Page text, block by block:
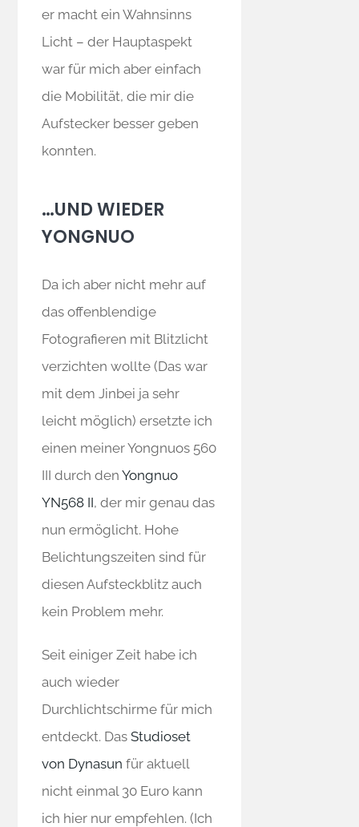
er macht ein Wahnsinns
Licht – der Hauptaspekt
war für mich aber einfach
die Mobilität, die mir die
Aufstecker besser geben
konnten.
…UND WIEDER
YONGNUO
Da ich aber nicht mehr auf
das offenblendige
Fotografieren mit Blitzlicht
verzichten wollte (Das war
mit dem Jinbei ja sehr
leicht möglich) ersetzte ich
einen meiner Yongnuos 560
III durch denYongnuo
YN568 II, der mir genau das
nun ermöglicht. Hohe
Belichtungszeiten sind für
diesen Aufsteckblitz auch
kein Problem mehr.
Seit einiger Zeit habe ich
auch wieder
Durchlichtschirme für mich
entdeckt. DasStudioset
von Dynasun für aktuell
nicht einmal 30 Euro kann
ich hier nur empfehlen. (Ich